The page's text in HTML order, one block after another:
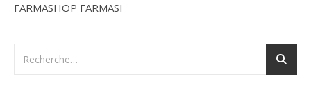
FARMASHOP FARMASI